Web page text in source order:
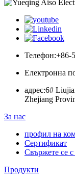
Телефон:+86-
Електронна
адрес:6#
Zhejiang
За нас
профил на
Сертификат
Свържете се с
Продукти